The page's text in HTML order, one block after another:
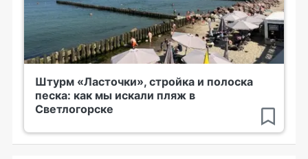
Штурм «Ласточки», стройка и полоска
песка: как мы искали пляж в
Светлогорске